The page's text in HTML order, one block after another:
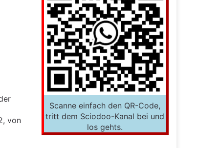
von
Scanne einfach den QR-Code,
tritt dem Sciodoo-Kanal bei und
los gehts.